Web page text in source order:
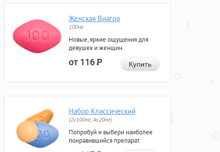
Женская Виагра
100мг
Новые, яркие ощущения для
девушек и женщин.
от 116Р Купить
Набор Классический
(2x100мг, 4x20мг)
Попробуй и выбери наиболее
понравившийся препарат.